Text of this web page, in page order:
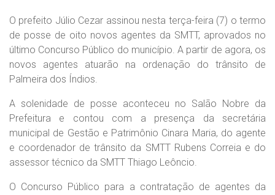
O prefeito Júlio Cezar assinou nesta terça-feira (7) o termo
de posse de oito novos agentes da SMTT, aprovados no
último Concurso Público do município. A partir de agora, os
novos agentes atuarão na ordenação do trânsito de
Palmeira dos Índios.
A solenidade de posse aconteceu no Salão Nobre da
Prefeitura e contou com a presença da secretária
municipal de Gestão e Patrimônio Cinara Maria, do agente
e coordenador de trânsito da SMTT Rubens Correia e do
assessor técnico da SMTT Thiago Leôncio.
O Concurso Público para a contratação de agentes da